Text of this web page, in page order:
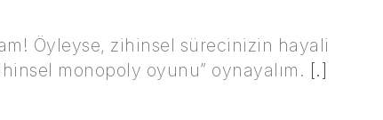
Öyleyse, zihinsel sürecinizin hayali
monopoly oyunu” oynayalım. [.]